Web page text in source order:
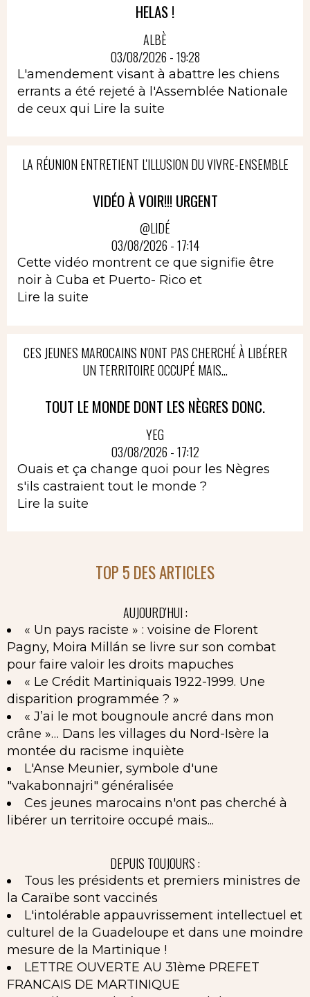
HELAS !
ALBÈ
03/08/2026 - 19:28
L'amendement visant à abattre les chiens
errants a été rejeté à l'Assemblée Nationale
de ceux qui Lire la suite
LA RÉUNION ENTRETIENT L'ILLUSION DU VIVRE-ENSEMBLE
VIDÉO À VOIR!!! URGENT
@LIDÉ
03/08/2026 - 17:14
Cette vidéo montrent ce que signifie être
noir à Cuba et Puerto- Rico et
Lire la suite
CES JEUNES MAROCAINS N'ONT PAS CHERCHÉ À LIBÉRER
UN TERRITOIRE OCCUPÉ MAIS...
TOUT LE MONDE DONT LES NÈGRES DONC.
YEG
03/08/2026 - 17:12
Ouais et ça change quoi pour les Nègres
s'ils castraient tout le monde ?
Lire la suite
TOP 5 DES ARTICLES
AUJOURD'HUI :
« Un pays raciste » : voisine de Florent
Pagny, Moira Millán se livre sur son combat
pour faire valoir les droits mapuches
« Le Crédit Martiniquais 1922-1999. Une
disparition programmée ? »
« J’ai le mot bougnoule ancré dans mon
crâne »… Dans les villages du Nord-Isère la
montée du racisme inquiète
L'Anse Meunier, symbole d'une
"vakabonnajri" généralisée
Ces jeunes marocains n'ont pas cherché à
libérer un territoire occupé mais...
DEPUIS TOUJOURS :
Tous les présidents et premiers ministres de
la Caraïbe sont vaccinés
L'intolérable appauvrissement intellectuel et
culturel de la Guadeloupe et dans une moindre
mesure de la Martinique !
LETTRE OUVERTE AU 31ème PREFET
FRANCAIS DE MARTINIQUE